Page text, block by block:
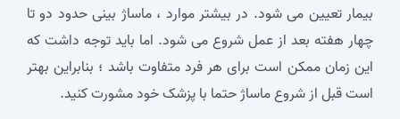
بیمار تعیین می‌ شود. در بیشتر موارد ، ماساژ بینی حدود دو تا
چهار هفته بعد از عمل شروع می‌ شود. اما باید توجه داشت که
این زمان ممکن است برای هر فرد متفاوت باشد ؛ بنابراین بهتر
است قبل از شروع ماساژ حتما با پزشک خود مشورت کنید.